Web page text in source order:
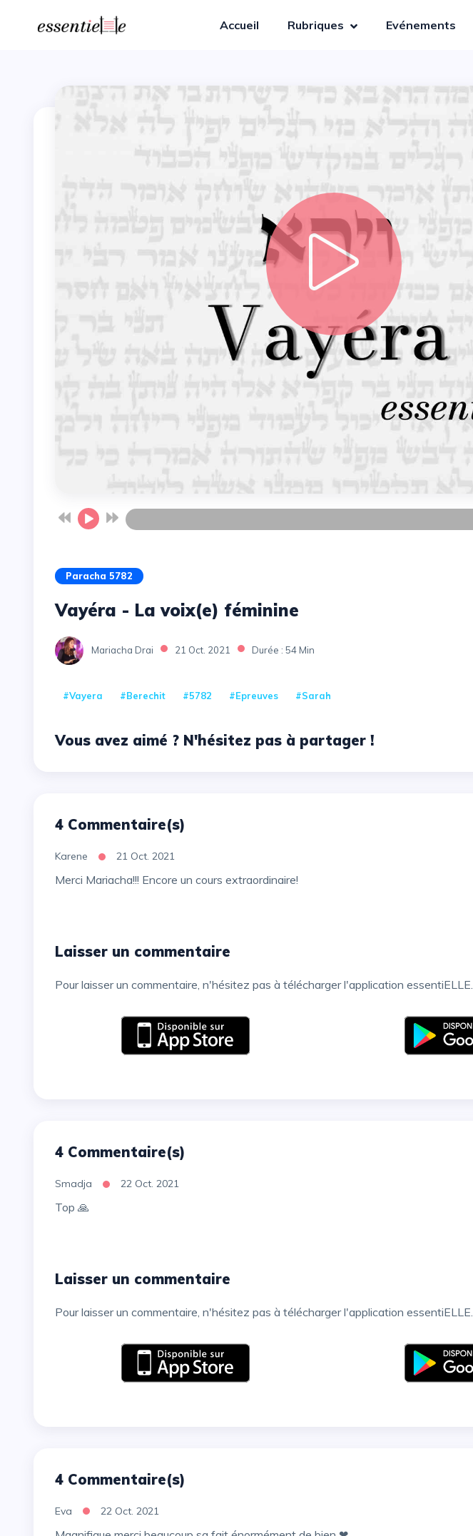
Accueil Rubriques Evénements
Paracha 5782
Vayéra - La voix(e) féminine
Mariacha Drai 21 Oct. 2021 Durée : 54 Min
#Vayera #Berechit #5782 #Epreuves #Sarah
Vous avez aimé ? N'hésitez pas à partager !
4 Commentaire(s)
Karene 21 Oct. 2021
Merci Mariacha!!! Encore un cours extraordinaire!
Laisser un commentaire
Pour laisser un commentaire, n'hésitez pas à télécharger l'application essentiELLE.
4 Commentaire(s)
Smadja 22 Oct. 2021
Top 🙏
Laisser un commentaire
Pour laisser un commentaire, n'hésitez pas à télécharger l'application essentiELLE.
4 Commentaire(s)
Eva 22 Oct. 2021